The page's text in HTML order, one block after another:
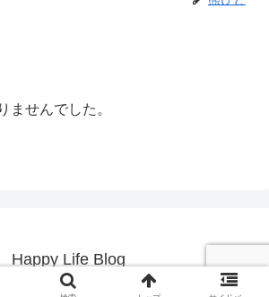
ませんでした。
Happy Life Blog
© 2019 Happy Life Blog.